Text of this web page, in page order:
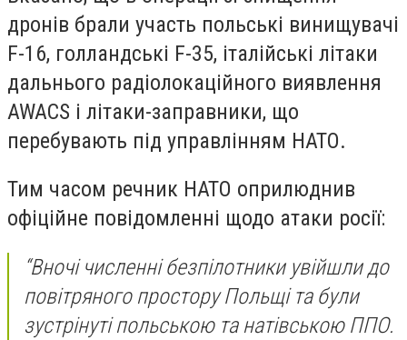
дронів брали участь польські винищувачі
F-16, голландські F-35, італійські літаки
дальнього радіолокаційного виявлення
AWACS і літаки-заправники, що
перебувають під управлінням НАТО.
Тим часом речник НАТО оприлюднив
офіційне повідомленні щодо атаки росії:
“Вночі численні безпілотники увійшли до
повітряного простору Польщі та були
зустрінуті польською та натівською ППО.